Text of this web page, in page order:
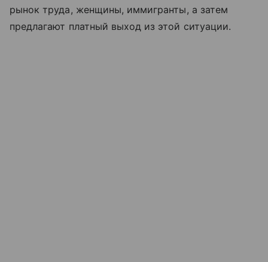
рынок труда, женщины, иммигранты, а затем
предлагают платный выход из этой ситуации.